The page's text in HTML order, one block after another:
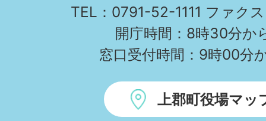
TEL：0791-52-1111 ファク
開庁時間：8時30分か
窓口受付時間：9時00分
上郡町役場マッ